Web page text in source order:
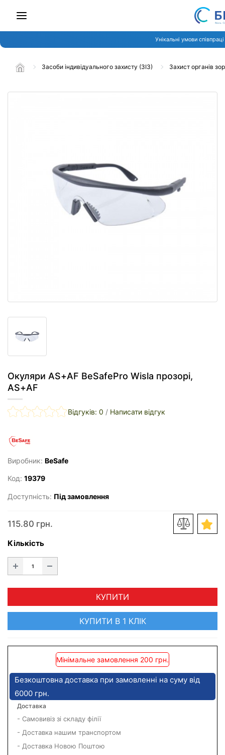
Унікальні умови
Засоби індивідуального захисту (ЗІЗ) Захист органів
Окуляри AS+AF BeSafePro Wisla прозорі,
AS+AF
Відгуків: 0 / Написати відгук
Виробник: BeSafe
Код: 19379
Доступність: Під замовлення
115.80 грн.
Кількість
КУПИТИ
КУПИТИ В 1 КЛІК
Мінімальне замовлення 200 грн.
Безкоштовна доставка при замовленні на суму від
6000 грн.
Доставка
- Самовивіз зі складу філії
- Доставка нашим транспортом
- Доставка Новою Поштою